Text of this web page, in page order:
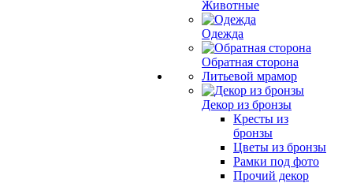
Животные
Одежда
Обратная сторона
Литьевой мрамор
Декор из бронзы
Кресты из
бронзы
Цветы из бронзы
Рамки под фото
Прочий декор